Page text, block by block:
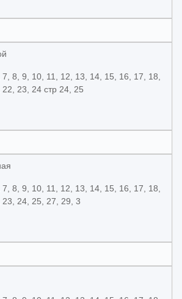
8, 9, 10, 11, 12, 13, 14, 15, 16, 17, 18,
23, 24 стр 24, 25
8, 9, 10, 11, 12, 13, 14, 15, 16, 17, 18,
24, 25, 27, 29, 3